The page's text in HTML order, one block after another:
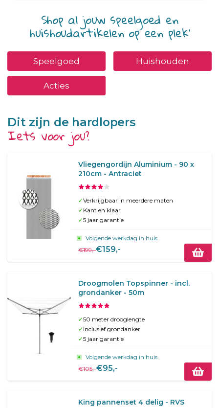
Shop al jouw speelgoed en
huishoudartikelen op een plek'
Speelgoed Huishouden
Acties
Dit zijn de hardlopers
Iets voor jou?
Vliegengordijn Aluminium - 90 x
210cm - Antraciet
✓Verkrijgbaar in meerdere maten
✓ Kant en klaar
✓5 jaar garantie
Volgende werkdag in huis
€199,-€159,-
Droogmolen Topspinner - incl.
grondanker - 50m
✓50 meter drooglengte
✓ Inclusief grondanker
✓5 jaar garantie
Volgende werkdag in huis
€105,-€95,-
King pannenset 4 delig - RVS